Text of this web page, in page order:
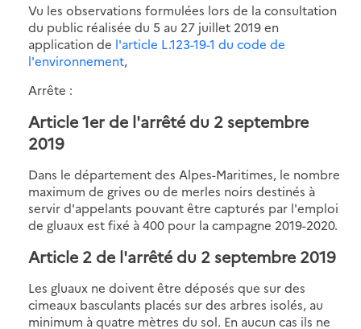
Vu les observations formulées lors de la consultation
du public réalisée du 5 au 27 juillet 2019 en
application de l'article L.123-19-1 du code de
l'environnement,
Arrête :
Article 1er de l'arrêté du 2 septembre
2019
Dans le département des Alpes-Maritimes, le nombre
maximum de grives ou de merles noirs destinés à
servir d'appelants pouvant être capturés par l'emploi
de gluaux est fixé à 400 pour la campagne 2019-2020.
Article 2 de l'arrêté du 2 septembre 2019
Les gluaux ne doivent être déposés que sur des
cimeaux basculants placés sur des arbres isolés, au
minimum à quatre mètres du sol. En aucun cas ils ne